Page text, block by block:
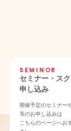
SEMINOR
セミナー・ス
申し込み
開催予定のセミナー
等のお申し込みは
こちらのページへお